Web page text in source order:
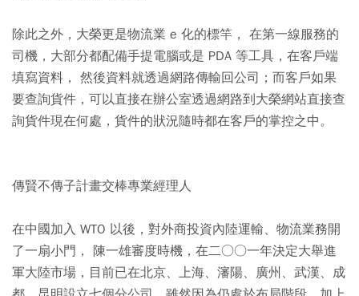
除此之外，大榮更是物流業 e 化的標竿， 在第一線服務的
司機，大部分都配備手提電腦或是 PDA 等工具，在客戶端
填寫資料， 然後資料就透過網路傳輸回公司；而客戶如果
要查詢貨件，可以直接在辦公室透過網路到大榮網站直接查
詢貨件現在何處，貨件的狀況隨時都在客戶的掌控之中。
傳賢不傳子計畫交棒專業經理人
在中國加入 WTO 以後，對外商投資內陸運輸、物流業務開
了一扇小門， 陳一雄審度時機，在二○○一年決定大舉進
軍大陸市場，目前已在北京、上海、瀋陽、廣州、武漢、成